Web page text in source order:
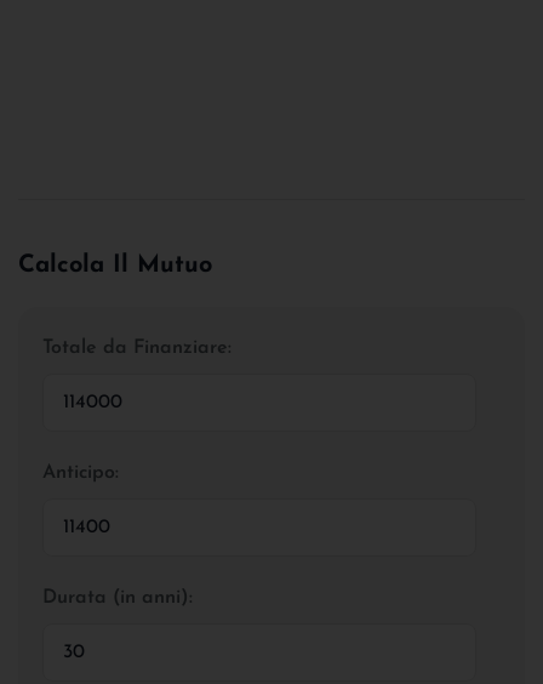
Calcola Il Mutuo
Totale da Finanziare:
Anticipo:
Durata (in anni):